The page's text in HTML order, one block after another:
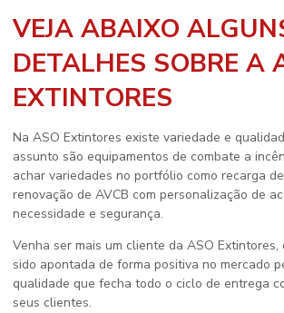
VEJA ABAIXO
DETALHES SOBRE A
EXTINTORES
Na ASO Extintores existe variedade e
assunto são equipamentos de combate a
achar variedades no portfólio como recarga
renovação de AVCB com personalização de
necessidade e segurança.
Venha ser mais um cliente da ASO Extintores,
sido apontada de forma positiva no mercado
qualidade que fecha todo o ciclo de entrega
seus clientes.